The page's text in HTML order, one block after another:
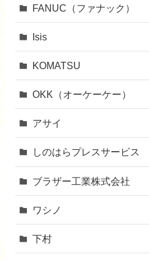
FANUC（ファナック）
Isis
KOMATSU
OKK（オーケーケー）
アサイ
しのはらプレスサービス
ブラザー工業株式会社
ワシノ
下村